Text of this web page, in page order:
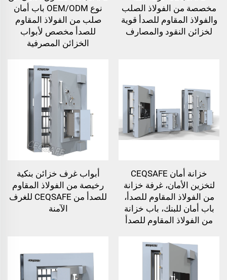
مخصصة من الفولاذ الصلب
والفولاذ المقاوم للصدأ قوية
لخزائن النقود والمصارف
نوع OEM/ODM باب أمان
صلب من الفولاذ المقاوم
للصدأ مخصص لأبواب
الخزائن المصرفية
خزانة أمان CEQSAFE
لتخزين الأمان، غرفة خزانة
من الفولاذ المقاوم للصدأ،
باب أمان للبنك، باب خزانة
من الفولاذ المقاوم للصدأ
أبواب غرف خزائن بنكية
رخيصة من الفولاذ المقاوم
للصدأ من CEQSAFE للغرف
الآمنة